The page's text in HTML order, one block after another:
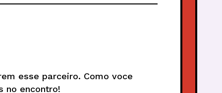
esse parceiro. Como voce
no encontro!